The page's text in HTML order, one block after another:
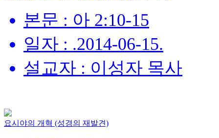
본문 : 아 2:10-15
일자 : .2014-06-15.
설교자 : 이성자 목사
요시야의 개혁 (성경의 재발견)